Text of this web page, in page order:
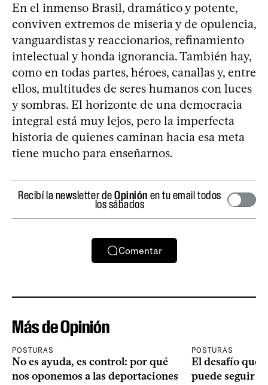
En el inmenso Brasil, dramático y potente,
conviven extremos de miseria y de opulencia,
vanguardistas y reaccionarios, refinamiento
intelectual y honda ignorancia. También hay,
como en todas partes, héroes, canallas y, entre
ellos, multitudes de seres humanos con luces
y sombras. El horizonte de una democracia
integral está muy lejos, pero la imperfecta
historia de quienes caminan hacia esa meta
tiene mucho para enseñarnos.
Recibí la newsletter deOpinión en tu email todos
los sábados
Comentar
Más de Opinión
POSTURAS
No es ayuda, es control: por qué
nos oponemos a las deportaciones
POSTURAS
El desafío que
puede seguir